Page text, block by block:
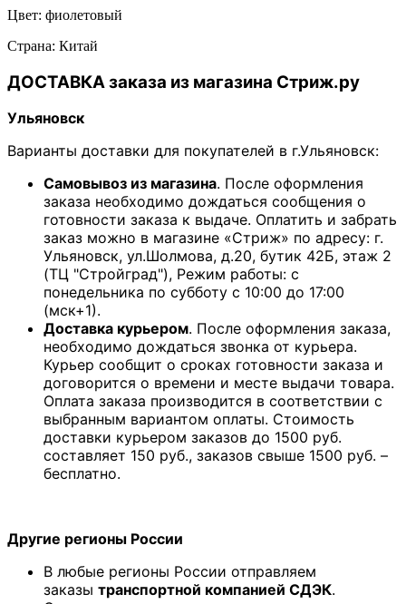
Цвет: фиолетовый
Страна: Китай
ДОСТАВКА заказа из магазина Стриж.ру
Ульяновск
Варианты доставки для покупателей в г.Ульяновск:
Самовывоз из магазина. После оформления
заказа необходимо дождаться сообщения о
готовности заказа к выдаче. Оплатить и забрать
заказ можно в магазине «Стриж» по адресу: г.
Ульяновск, ул.Шолмова, д.20, бутик 42Б, этаж 2
(ТЦ "Стройград"), Режим работы: с
понедельника по субботу с 10:00 до 17:00
(мск+1).
Доставка курьером. После оформления заказа,
необходимо дождаться звонка от курьера.
Курьер сообщит о сроках готовности заказа и
договорится о времени и месте выдачи товара.
Оплата заказа производится в соответствии с
выбранным вариантом оплаты. Стоимость
доставки курьером заказов до 1500 руб.
составляет 150 руб., заказов свыше 1500 руб. –
бесплатно.
Другие регионы России
В любые регионы России отправляем
заказы транспортной компанией СДЭК.